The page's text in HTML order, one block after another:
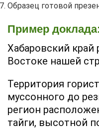
Образец готовой
Пример
Хабаровский
Востоке нашей
Территория
муссонного до
регион
тайги, высотной